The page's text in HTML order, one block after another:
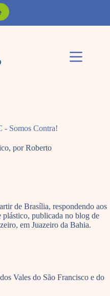
- Somos Contra!
por Roberto
de Brasília, respondendo aos
plástico, publicada no blog de
em Juazeiro da Bahia.
Vales do São Francisco e do